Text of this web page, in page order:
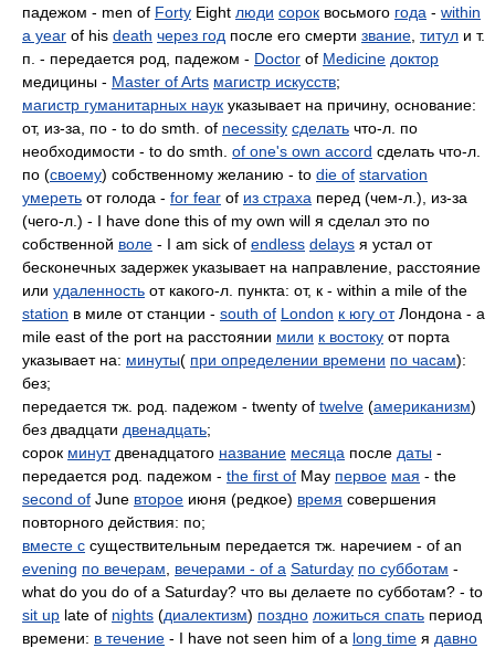
падежом - men of Forty Eight люди сорок восьмого года - within
a year of his death через год после его смерти звание титул и т.
п. - передается род, падежом - Doctor of Medicine доктор
медицины - Master of Arts магистр искусств;
магистр гуманитарных наук указывает на причину, основание:
от, из-за, по - to do smth. of necessity сделать что-л. по
необходимости - to do smth. of one's own accord сделать что-л.
по (своему) собственному желанию - to die of starvation
умереть от голода - for fear of из страха перед (чем-л.), из-за
(чего-л.) - I have done this of my own will я сделал это по
собственной воле - I am sick of endless delays я устал от
бесконечных задержек указывает на направление, расстояние
или удаленность от какого-л. пункта: от, к - within a mile of the
station в миле от станции - south of London к югу отЛондона - a
mile east of the port на расстоянии мили к востоку от порта
указывает на: минуты( при определении времени по часам):
без;
передается тж. род. падежом - twenty of twelve (американизм)
без двадцати двенадцать;
сорок минутдвенадцатого название месяца после даты -
передается род. падежом - the first of May первое мая - the
second of June второе июня (редкое) время совершения
повторного действия: по;
вместе с существительным передается тж. наречием - of an
evening по вечерам вечерами - of a Saturday по субботам -
what do you do of a Saturday? что вы делаете по субботам? - to
sit up late of nights (диалектизм) поздно ложиться спать период
времени: в течение - I have not seen him of a long time я давно